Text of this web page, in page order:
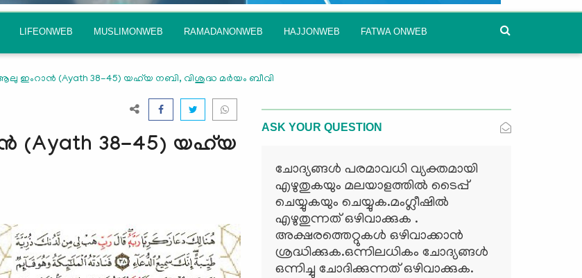
LIFEONWEB MUSLIMONWEB RAMADANONWEB HAJJONWEB FATWA ONWEB
ഇംറാന്‍ (Ayath 38-45) യഹ്‌യ നബി, വിശുദ്ധ മർയം ബീവി
(Ayath 38-45) യഹ്‌യ
ASK YOUR QUESTION
ചോദ്യങ്ങള്‍ പരമാവധി വ്യക്തമായി
എഴുതുകയും മലയാളത്തില്‍ ടൈപ്പ്
ചെയ്യുകയും ചെയ്യുക.മംഗ്ലീഷില്‍
എഴുതുന്നത് ഒഴിവാക്കുക .
അക്ഷരത്തെറ്റുകള്‍ ഒഴിവാക്കാന്‍
ശ്രദ്ധിക്കുക.ഒന്നിലധികം ചോദ്യങ്ങള്‍
ഒന്നിച്ചു ചോദിക്കുന്നത് ഒഴിവാക്കുക.